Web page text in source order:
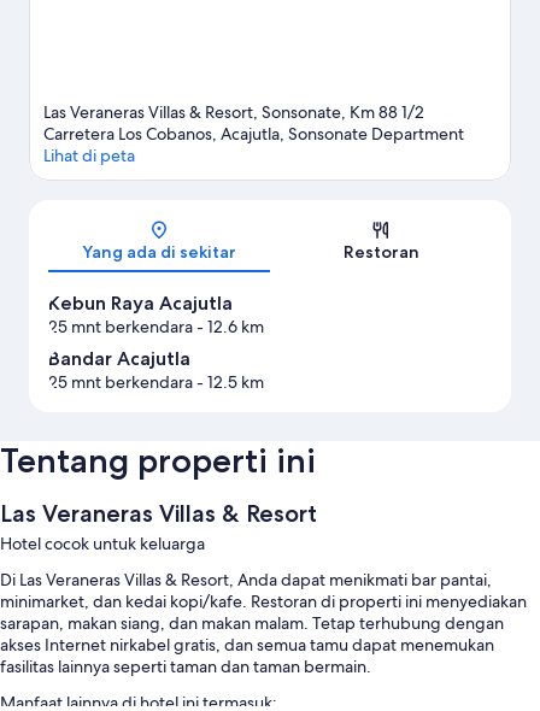
Las Veraneras Villas & Resort, Sonsonate, Km 88 1/2
Carretera Los Cobanos, Acajutla, Sonsonate Department
Lihat di peta
Yang ada di sekitar Restoran
Kebun Raya Acajutla
25 mnt berkendara- 12.6 km
Bandar Acajutla
25 mnt berkendara- 12.5 km
Tentang properti ini
Las Veraneras Villas & Resort
Hotel cocok untuk keluarga
Di Las Veraneras Villas & Resort, Anda dapat menikmati bar pantai,
minimarket, dan kedai kopi/kafe. Restoran di properti ini menyediakan
sarapan, makan siang, dan makan malam. Tetap terhubung dengan
akses Internet nirkabel gratis, dan semua tamu dapat menemukan
fasilitas lainnya seperti taman dan taman bermain.
Manfaat lainnya di hotel ini termasuk: